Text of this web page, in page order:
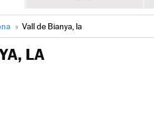
» Vall de Bianya, la
LA